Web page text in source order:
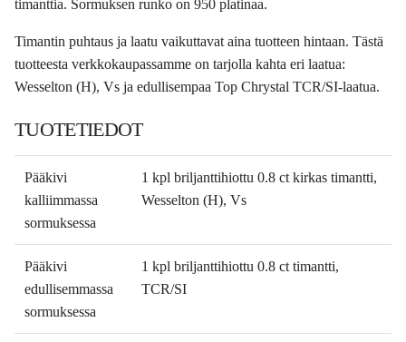
timanttia. Sormuksen runko on 950 platinaa.
Timantin puhtaus ja laatu vaikuttavat aina tuotteen hintaan. Tästä
tuotteesta verkkokaupassamme on tarjolla kahta eri laatua:
Wesselton (H), Vs ja edullisempaa Top Chrystal TCR/SI-laatua.
TUOTETIEDOT
Pääkivi
kalliimmassa
sormuksessa
1 kpl briljanttihiottu 0.8 ct kirkas timantti,
Wesselton (H), Vs
Pääkivi
edullisemmassa
sormuksessa
1 kpl briljanttihiottu 0.8 ct timantti,
TCR/SI